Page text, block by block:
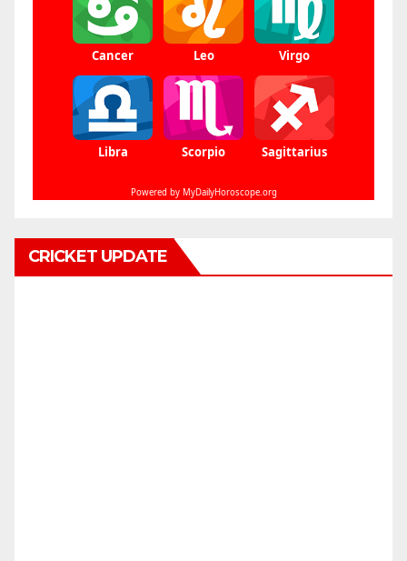
CRICKET UPDATE